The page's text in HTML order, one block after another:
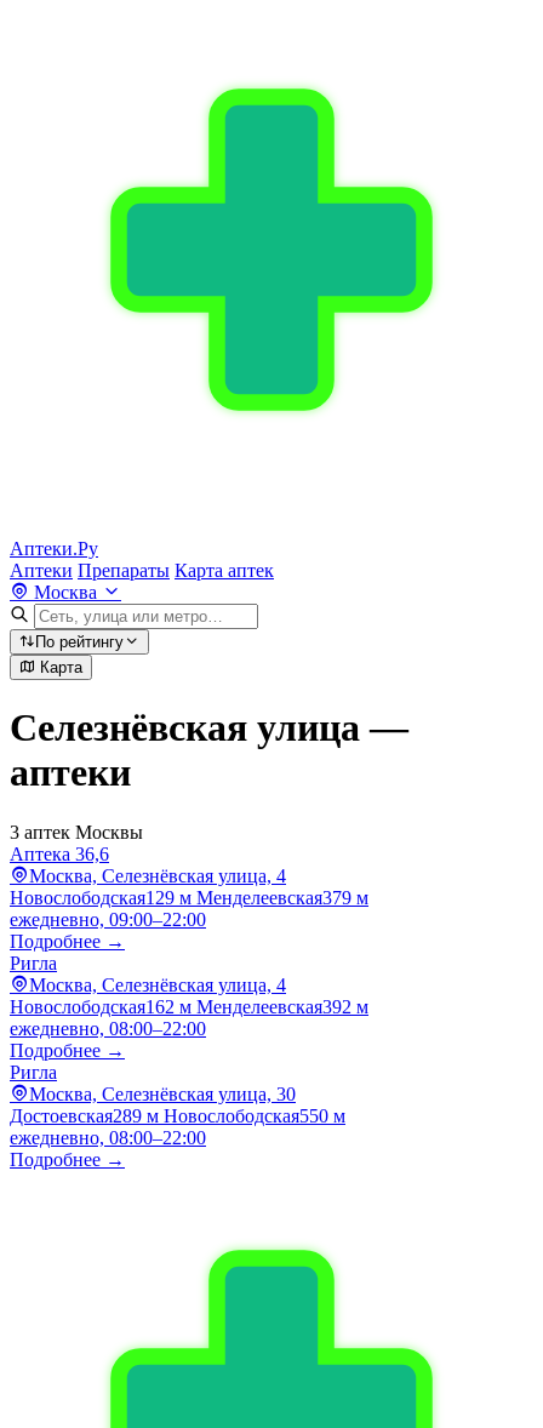
Аптеки.Ру
Аптеки Препараты Карта аптек
Москва
По рейтингу
Карта
Селезнёвская улица —
аптеки
3 аптек Москвы
Аптека 36,6
Москва, Селезнёвская улица, 4
Новослободская129 м Менделеевская379 м
ежедневно, 09:00–22:00
Подробнее →
Ригла
Москва, Селезнёвская улица, 4
Новослободская162 м Менделеевская392 м
ежедневно, 08:00–22:00
Подробнее →
Ригла
Москва, Селезнёвская улица, 30
Достоевская289 м Новослободская550 м
ежедневно, 08:00–22:00
Подробнее →